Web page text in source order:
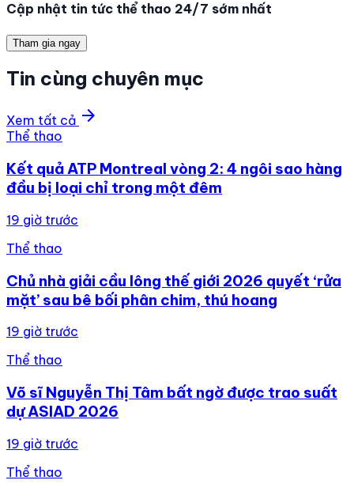
Cập nhật tin tức thể thao 24/7 sớm nhất
Tham gia ngay
Tin cùng chuyên mục
Xem tất cả arrow_forward
Thể thao
Kết quả ATP Montreal vòng 2: 4 ngôi sao hàng
đầu bị loại chỉ trong một đêm
19 giờ trước
Thể thao
Chủ nhà giải cầu lông thế giới 2026 quyết ‘rửa
mặt’ sau bê bối phân chim, thú hoang
19 giờ trước
Thể thao
Võ sĩ Nguyễn Thị Tâm bất ngờ được trao suất
dự ASIAD 2026
19 giờ trước
Thể thao